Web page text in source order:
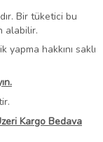
Bir tüketici bu
alabilir.
hakkını saklı
Kargo Bedava